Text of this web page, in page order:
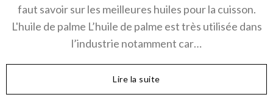
faut savoir sur les meilleures huiles pour la cuisson.
L'huile de palme L’huile de palme est très utilisée dans
l’industrie notamment car…
Lire la suite